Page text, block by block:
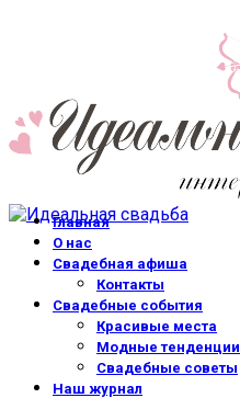
Главная
О нас
Свадебная афиша
Контакты
Свадебные события
Красивые места
Модные тенденции
Свадебные советы
Наш журнал